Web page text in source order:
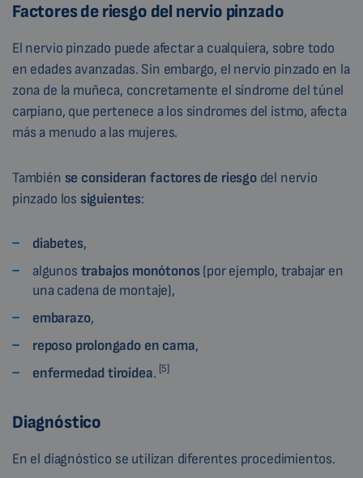
Factores de riesgo del nervio pinzado
El nervio pinzado puede afectar a cualquiera, sobre todo
en edades avanzadas. Sin embargo, el nervio pinzado en la
zona de la muñeca, concretamente el síndrome del túnel
carpiano, que pertenece a los síndromes del istmo, afecta
más a menudo a las mujeres.
También se consideranfactores de riesgodel nervio
pinzado los siguientes:
diabetes,
algunos trabajos monótonos(por ejemplo, trabajar en
una cadena de montaje),
embarazo,
reposo prolongado en cama,
enfermedad tiroidea. [5]
Diagnóstico
En el diagnóstico se utilizan diferentes procedimientos.